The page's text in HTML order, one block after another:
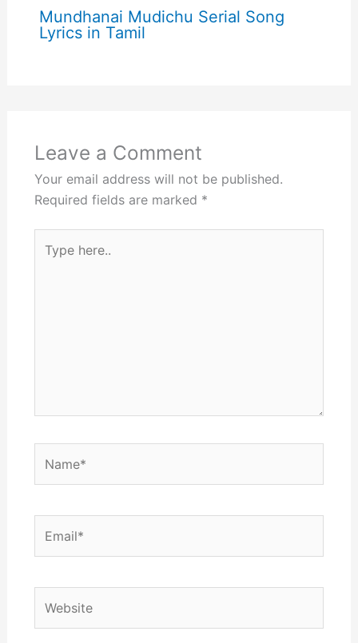
Mundhanai Mudichu Serial Song
Lyrics in Tamil
Leave a Comment
Your email address will not be published.
Required fields are marked *
here..